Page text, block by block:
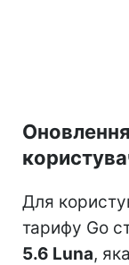
Для
тарифу Go
5.6 Luna,